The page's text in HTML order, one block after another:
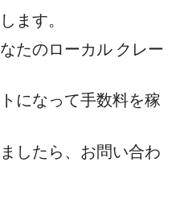
ます。
たのローカル クレー
になって手数料を稼
したら、お問い合わ